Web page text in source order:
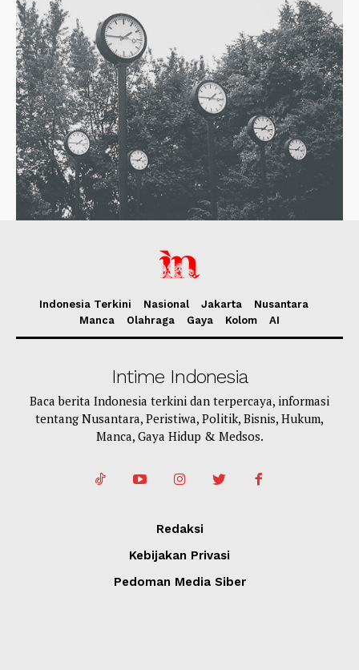
Indonesia Terkini Nasional Jakarta
Nusantara
Manca
Olahraga Gaya Kolom AI
Intime Indonesia
Baca berita Indonesia terkini dan terpercaya, informasi
tentang Nusantara, Peristiwa, Politik, Bisnis, Hukum,
Manca, Gaya Hidup & Medsos.
Redaksi
Kebijakan Privasi
Pedoman Media Siber